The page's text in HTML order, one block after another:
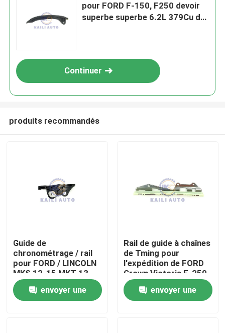
À la maison
Produits
pour FORD F-150, F250 devoir
superbe superbe 6.2L 379Cu du
Continuer
produits recommandés
Guide de
chronométrage / rail
pour FORD / LINCOLN
MKS 12-15 MKT 13-
15 MKZ 11-12
Explorer MKS Flex
Intercepteur
envoyer une
Rail de guide à chaînes
de Tming pour
l'expédition de FORD
Crown Victoria F-250
F-150 4.6L 281Cu
V8GAS SOHC
F3AZ6K297A
envoyer une